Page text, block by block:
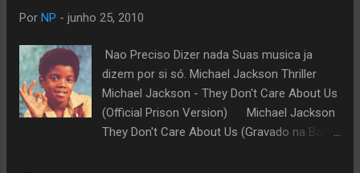
a porta coisas sobre eles..mas ja é um
começo....Vejam o Video do CB no Bet Awards
2010.
Por NP - junho 25, 2010
Nao Preciso Dizer nada Suas musica ja
dizem por si só. Michael Jackson Thriller
Michael Jackson - They Don't Care About Us
(Official Prison Version) Michael Jackson
They Don't Care About Us (Gravado na Bahia